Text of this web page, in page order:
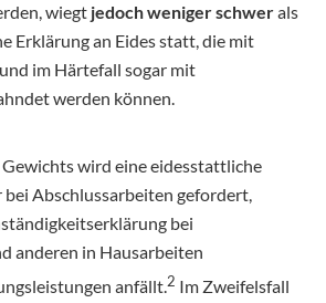
wiegt jedoch weniger schwerals
Erklärung an Eides statt, die mit
im Härtefall sogar mit
werden können.
wird eine eidesstattliche
bei Abschlussarbeiten gefordert,
bei
anderen in Hausarbeiten
anfällt.2 Im Zweifelsfall